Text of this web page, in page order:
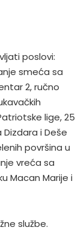
poslovi:
smeća sa
2, ručno
lige, 25
i Deše
površina u
vreća sa
Macan Marije i
službe.